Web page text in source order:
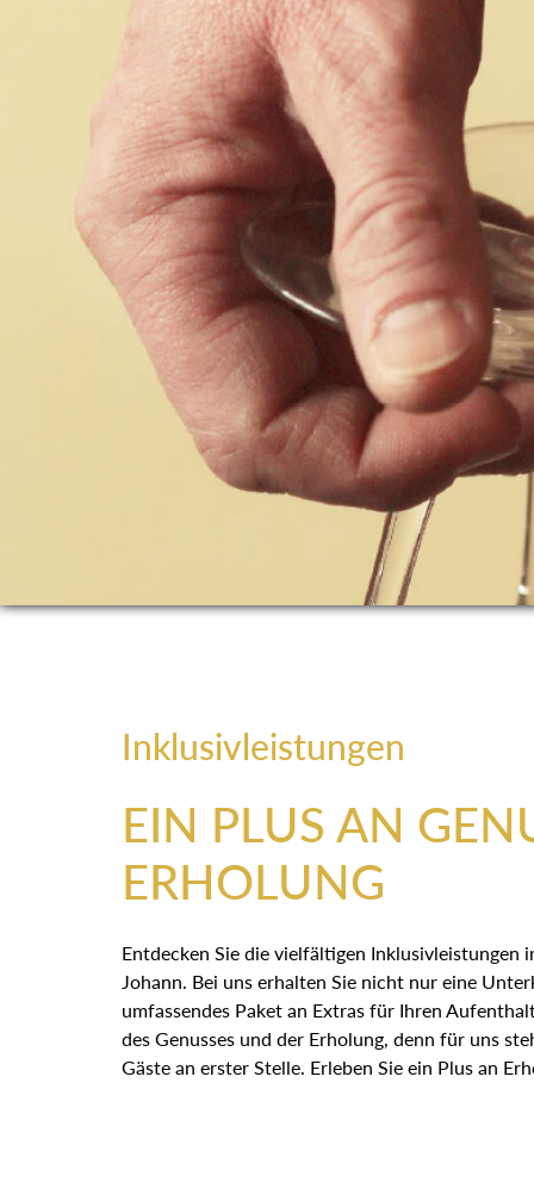
Inklusivleistungen
EIN PLUS AN
ERHOLUNG
Entdecken Sie die vielfältigen
Johann. Bei uns erhalten Sie nicht nur eine
umfassendes Paket an Extras für Ihren
Welt des Genusses und der Erholung, denn für
unserer Gäste an erster Stelle. Erleben Sie ein